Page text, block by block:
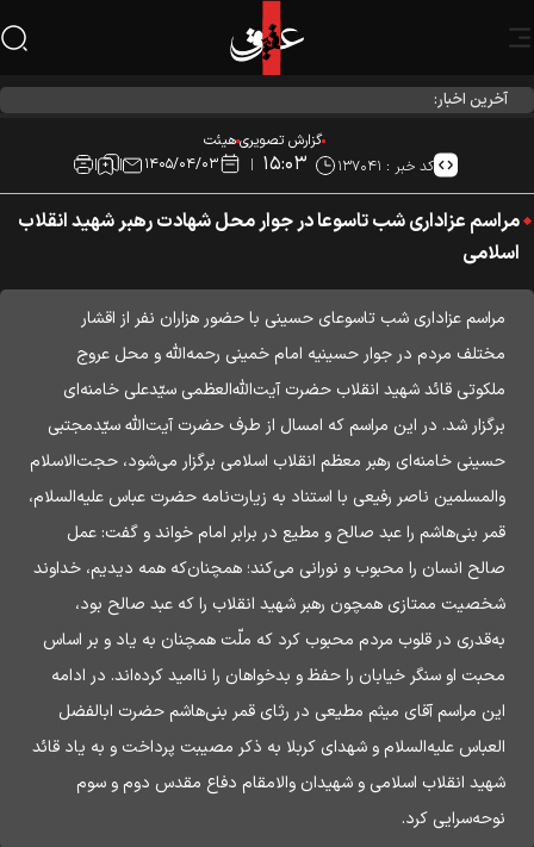
آخرین اخبار: احیاء شب نیمه شعبان در هیئت آیین حسینی
گزارش تصویریهیئت
کد خبر : ۱۳۷۰۴۱ ۱۵:۰۳ ۱۴۰۵/۰۴/۰۳
مراسم عزاداری شب تاسوعا در جوار محل شهادت رهبر شهید انقلاب
اسلامی
مراسم عزاداری شب تاسوعای حسینی با حضور هزاران نفر از اقشار
مختلف مردم در جوار حسینیه امام خمینی رحمه‌الله و محل عروج
ملکوتی قائد شهید انقلاب حضرت آیت‌الله‌العظمی سیّدعلی خامنه‌ای
برگزار شد. در این مراسم که امسال از طرف حضرت آیت‌الله سیّدمجتبی
حسینی خامنه‌ای رهبر معظم انقلاب اسلامی برگزار می‌شود، حجت‌الاسلام
والمسلمین ناصر رفیعی با استناد به زیارت‌نامه حضرت عباس علیه‌السلام،
قمر بنی‌هاشم را عبد صالح و مطیع در برابر امام خواند و گفت: عمل
صالح انسان را محبوب و نورانی می‌کند؛ همچنان‌که همه دیدیم، خداوند
شخصیت ممتازی همچون رهبر شهید انقلاب را که عبد صالح بود،
به‌قدری در قلوب مردم محبوب کرد که ملّت همچنان به یاد و بر اساس
محبت او سنگر خیابان را حفظ و بدخواهان را ناامید کرده‌اند. در ادامه
این مراسم آقای میثم مطیعی در رثای قمر بنی‌هاشم حضرت ابالفضل
العباس علیه‌السلام و شهدای کربلا به ذکر مصیبت پرداخت و به یاد قائد
شهید انقلاب اسلامی و شهیدان والامقام دفاع مقدس‌ دوم و سوم
نوحه‌سرایی کرد.